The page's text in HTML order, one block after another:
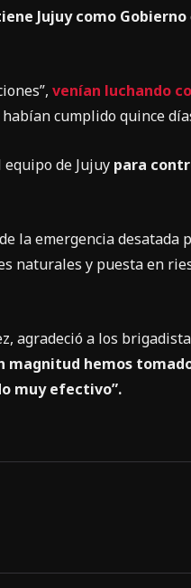
Jujuy como Gobierno
venían luchando
cumplido quince
de Jujuy para
la emergencia desatada
naturales y puesta en
agradeció a los
magnitud hemos
muy efectivo”.